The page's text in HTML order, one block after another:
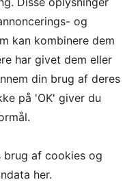
og
kan kombinere dem
har givet dem eller
din brug af deres
på 'OK' giver du
af cookies og
her.